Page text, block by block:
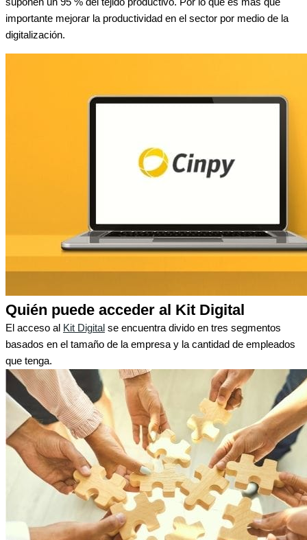
suponen un 95 % del tejido productivo. Por lo que es más que
importante mejorar la productividad en el sector por medio de la
digitalización.
Quién puede acceder al Kit Digital
El acceso al Kit Digital se encuentra divido en tres segmentos
basados en el tamaño de la empresa y la cantidad de empleados
que tenga.